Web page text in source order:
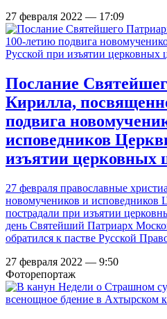
27 февраля 2022 — 17:09
Послание
Кирилла,
подвига
исповедников
изъятии церковных
27 февраля православные
новомучеников и исповедников
пострадали при изъятии
день Святейший Патриарх
обратился к пастве Русской
27 февраля 2022 — 9:50
Фоторепортаж